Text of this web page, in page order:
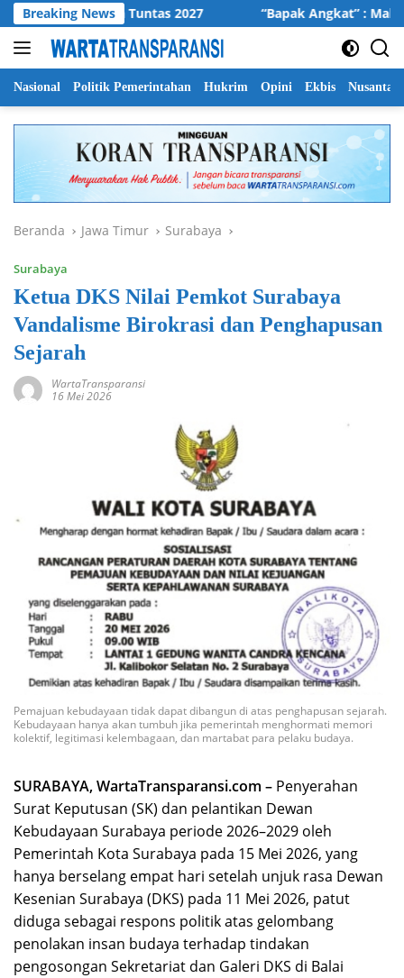
Langsung
ke
konten
Breaking News
Desa Tuntas 2027 “Bapak Angkat” : Mahasiswa
Nasional Politik Pemerintahan Hukrim Opini Ekbis Nusantara
Beranda Jawa Timur Surabaya
Surabaya
Ketua DKS Nilai Pemkot Surabaya
Vandalisme Birokrasi dan Penghapusan
Sejarah
WartaTransparansi
16 Mei 2026
Pemajuan kebudayaan tidak dapat dibangun di atas penghapusan sejarah.
Kebudayaan hanya akan tumbuh jika pemerintah menghormati memori
kolektif, legitimasi kelembagaan, dan martabat para pelaku budaya.
SURABAYA, WartaTransparansi.com – Penyerahan
Surat Keputusan (SK) dan pelantikan Dewan
Kebudayaan Surabaya periode 2026–2029 oleh
Pemerintah Kota Surabaya pada 15 Mei 2026, yang
hanya berselang empat hari setelah unjuk rasa Dewan
Kesenian Surabaya (DKS) pada 11 Mei 2026, patut
diduga sebagai respons politik atas gelombang
penolakan insan budaya terhadap tindakan
pengosongan Sekretariat dan Galeri DKS di Balai